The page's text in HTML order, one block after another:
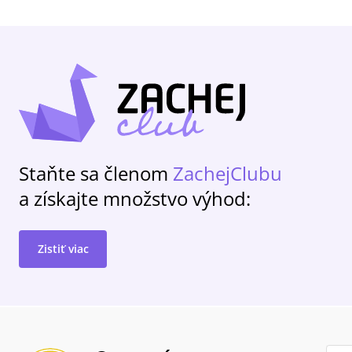
Staňte sa členom ZachejClubu
a získajte množstvo výhod:
Zistiť viac